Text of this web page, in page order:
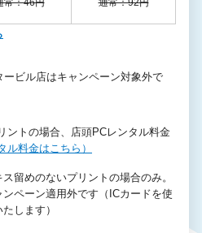
ビル店はキャンペーン対象外で
ントの場合、店頭PCレンタル料金
ル料金はこちら）
留めのないプリントの場合のみ。
ペーン適用外です（ICカードを使
します）